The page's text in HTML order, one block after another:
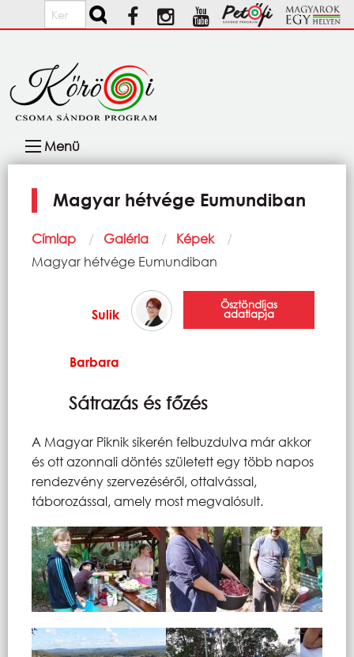
Ugrás a tartalomra
Keresés
navigáció
Menü
Magyar hétvége Eumundiban
Morzsa
Címlap Galéria
Képek
Current:
Magyar hétvége Eumundiban
Sulik
Barbara
Ösztöndíjas
adatlapja
Sátrazás és főzés
A Magyar Piknik sikerén felbuzdulva már akkor
és ott azonnali döntés született egy több napos
rendezvény szervezéséről, ottalvással,
táborozással, amely most megvalósult.